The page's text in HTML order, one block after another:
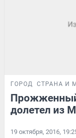
ГОРОД СТРАНА И
долетел из
19 октября, 2016,